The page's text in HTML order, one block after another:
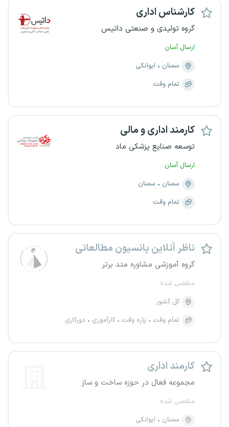
کارشناس اداری
گروه تولیدی و صنعتی داتیس
ارسال آسان
سمنان
ایوانکی
تمام وقت
کارمند اداری و مالی
توسعه صنایع پزشکی ماد
ارسال آسان
سمنان
سمنان
تمام وقت
ناظر آنلاین پانسیون مطالعاتی
گروه آموزشی مشاوره متد برتر
منقضی شده
کل کشور
تمام وقت
پاره وقت کارآموزی دورکاری
کارمند اداری
مجموعه فعال در حوزه ساخت و ساز
منقضی شده
سمنان
ایوانکی